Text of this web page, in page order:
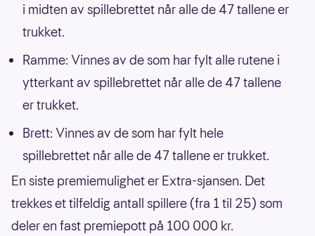
i midten av spillebrettet når alle de 47 tallene er
trukket.
Ramme: Vinnes av de som har fylt alle rutene i
ytterkant av spillebrettet når alle de 47 tallene
er trukket.
Brett: Vinnes av de som har fylt hele
spillebrettet når alle de 47 tallene er trukket.
En siste premiemulighet er Extra-sjansen. Det
trekkes et tilfeldig antall spillere (fra 1 til 25) som
deler en fast premiepott på 100 000 kr.